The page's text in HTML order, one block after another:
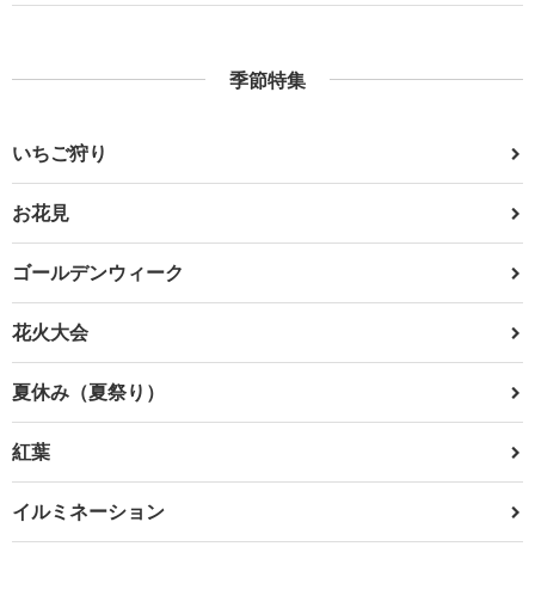
季節特集
いちご狩り
お花見
ゴールデンウィーク
花火大会
夏休み（夏祭り）
紅葉
イルミネーション